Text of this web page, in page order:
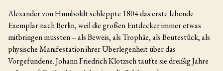
Alexander von Humboldt schleppte 1804 das erste lebende
Exemplar nach Berlin, weil die großen Entdecker immer etwas
mitbringen mussten – als Beweis, als Trophäe, als Beutestück, als
physische Manifestation ihrer Überlegenheit über das
Vorgefundene. Johann Friedrich Klotzsch taufte sie dreißig Jahre